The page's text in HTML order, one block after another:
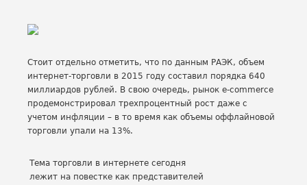
Стоит отдельно отметить, что по данным РАЭК, объем
интернет-торговли в 2015 году составил порядка 640
миллиардов рублей. В свою очередь, рынок e-commerce
продемонстрировал трехпроцентный рост даже с
учетом инфляции – в то время как объемы оффлайновой
торговли упали на 13%.
Тема торговли в интернете сегодня
лежит на повестке как представителей